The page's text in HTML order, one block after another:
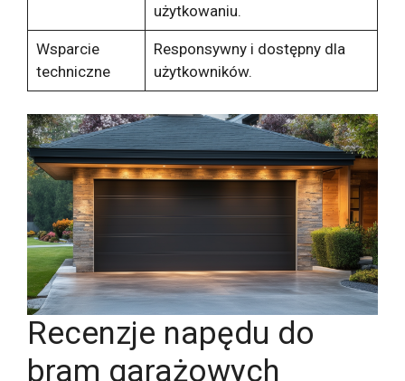
użytkowaniu.
Wsparcie
techniczne
Responsywny i dostępny dla
użytkowników.
Recenzje napędu do
bram garażowych